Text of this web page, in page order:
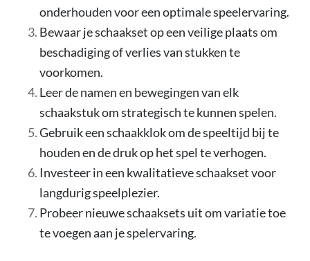
onderhouden voor een optimale speelervaring.
Bewaar je schaakset op een veilige plaats om
beschadiging of verlies van stukken te
voorkomen.
Leer de namen en bewegingen van elk
schaakstuk om strategisch te kunnen spelen.
Gebruik een schaakklok om de speeltijd bij te
houden en de druk op het spel te verhogen.
Investeer in een kwalitatieve schaakset voor
langdurig speelplezier.
Probeer nieuwe schaaksets uit om variatie toe
te voegen aan je spelervaring.